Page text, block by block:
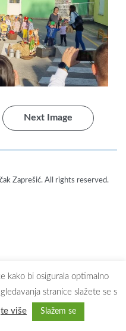
Next Image
Zaprešić. All rights reserved.
kako bi osigurala optimalno
stranice slažete se s
više Slažem se